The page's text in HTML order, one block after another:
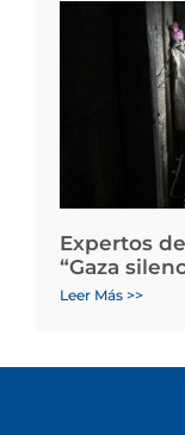
Expertos
“Gaza
Leer Más >>